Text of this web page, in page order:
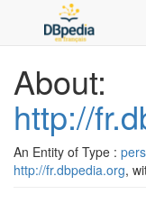
About:
http://
An Entity of Type :
http://fr.dbpedia.org,